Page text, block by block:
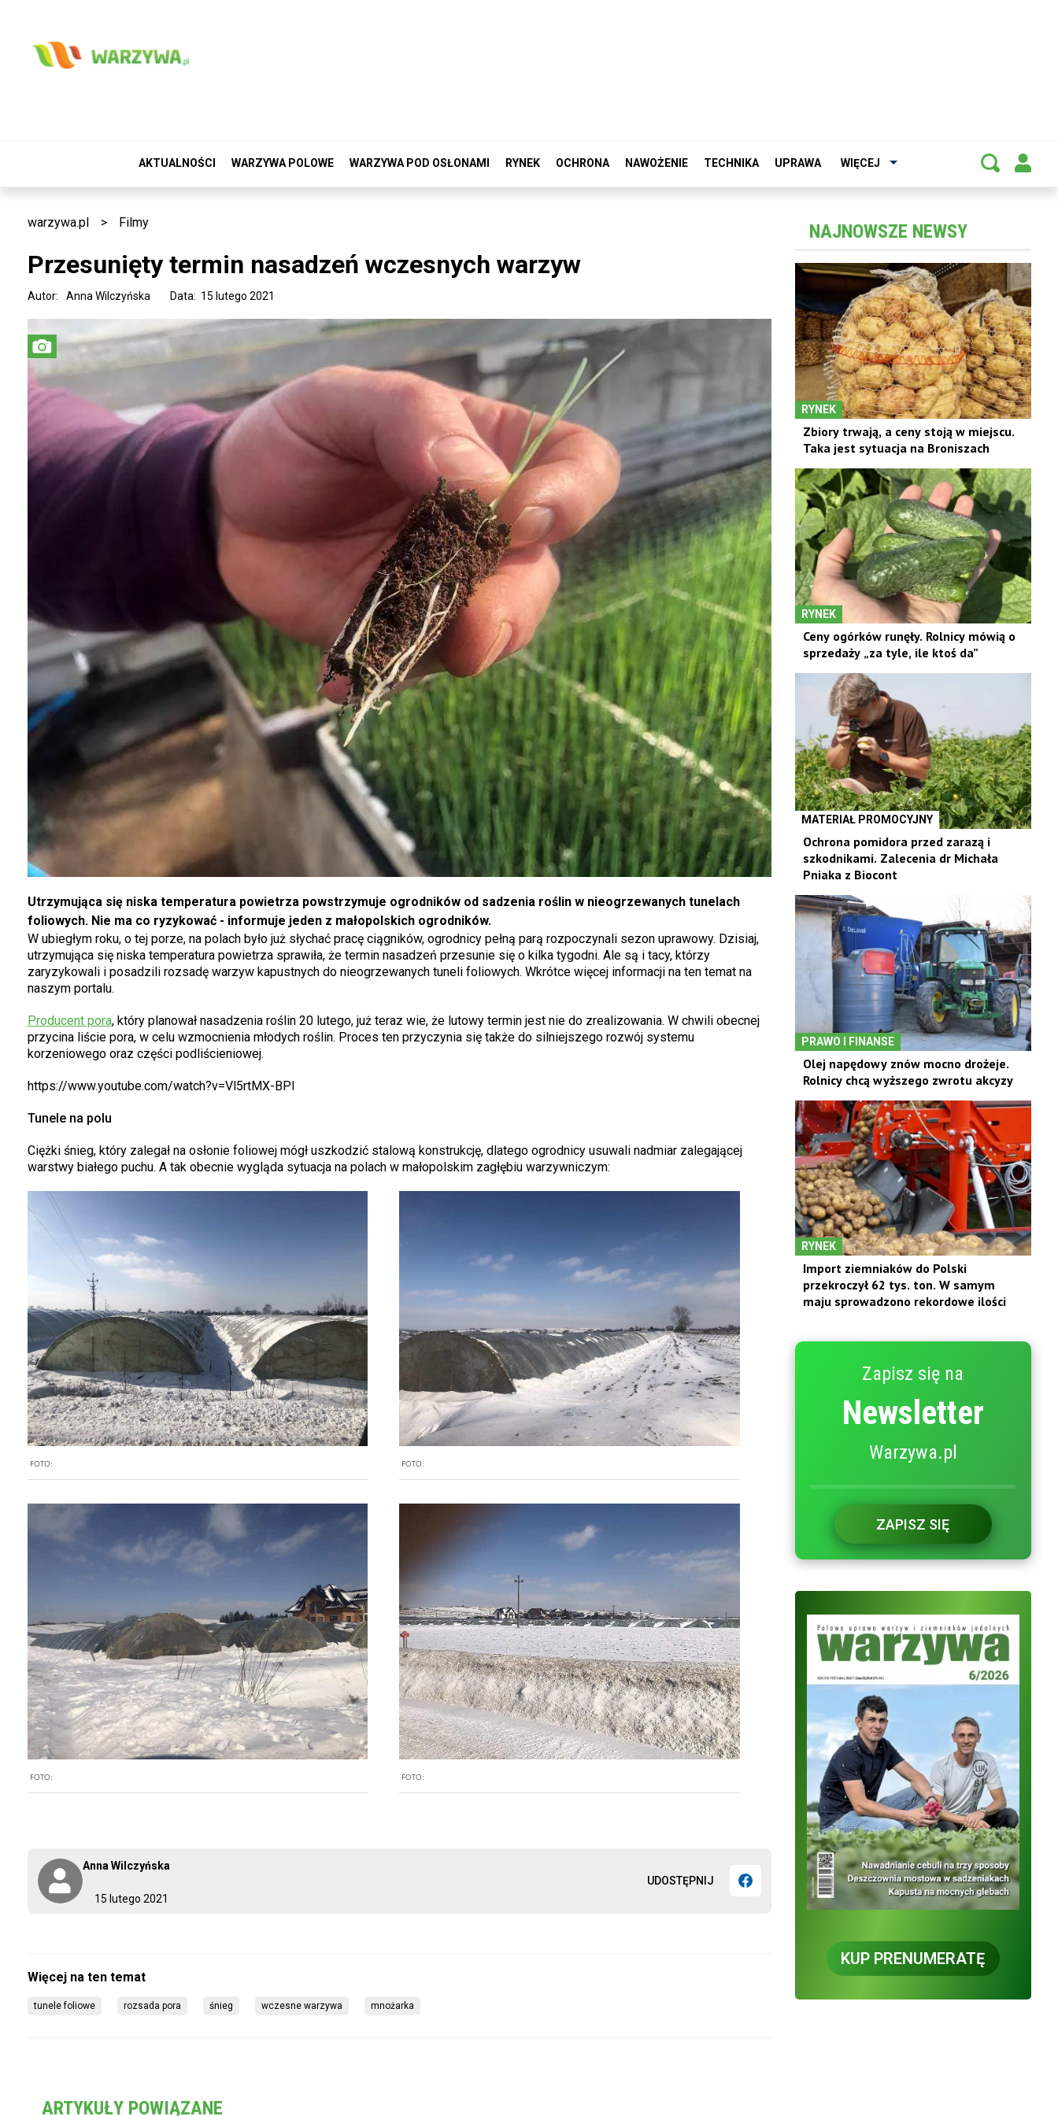
AKTUALNOŚCI WARZYWA POLOWE WARZYWA POD OSŁONAMI RYNEK OCHRONA NAWOŻENIE TECHNIKA UPRAWA WIĘCEJ
warzywa.pl > Filmy
Przesunięty termin nasadzeń wczesnych warzyw
Data: 15 lutego 2021
Autor: Anna Wilczyńska
15 lutego 2021
Anna Wilczyńska
UDOSTĘPNIJ
Utrzymująca się niska temperatura powietrza powstrzymuje ogrodników od sadzenia roślin w nieogrzewanych tunelach
foliowych. Nie ma co ryzykować - informuje jeden z małopolskich ogrodników.
W ubiegłym roku, o tej porze, na polach było już słychać pracę ciągników, ogrodnicy pełną parą rozpoczynali sezon uprawowy. Dzisiaj,
utrzymująca się niska temperatura powietrza sprawiła, że termin nasadzeń przesunie się o kilka tygodni. Ale są i tacy, którzy
zaryzykowali i posadzili rozsadę warzyw kapustnych do nieogrzewanych tuneli foliowych. Wkrótce więcej informacji na ten temat na
naszym portalu.
Producent pora, który planował nasadzenia roślin 20 lutego, już teraz wie, że lutowy termin jest nie do zrealizowania. W chwili obecnej
przycina liście pora, w celu wzmocnienia młodych roślin. Proces ten przyczynia się także do silniejszego rozwój systemu
korzeniowego oraz części podliścieniowej.
https://www.youtube.com/watch?v=Vl5rtMX-BPI
Tunele na polu
Ciężki śnieg, który zalegał na osłonie foliowej mógł uszkodzić stalową konstrukcję, dlatego ogrodnicy usuwali nadmiar zalegającej
warstwy białego puchu. A tak obecnie wygląda sytuacja na polach w małopolskim zagłębiu warzywniczym:
FOTO: FOTO:
FOTO: FOTO:
tunele foliowe rozsada pora śnieg wczesne warzywa mnożarka
ARTYKUŁY POWIĄZANE
NAJNOWSZE NEWSY
RYNEK
Zbiory trwają, a ceny stoją w miejscu.
Taka jest sytuacja na Broniszach
RYNEK
Ceny ogórków runęły. Rolnicy mówią o
sprzedaży „za tyle, ile ktoś da”
MATERIAŁ PROMOCYJNY
Ochrona pomidora przed zarazą i
szkodnikami. Zalecenia dr Michała
Pniaka z Biocont
PRAWO I FINANSE
Olej napędowy znów mocno drożeje.
Rolnicy chcą wyższego zwrotu akcyzy
RYNEK
Import ziemniaków do Polski
przekroczył 62 tys. ton. W samym
maju sprowadzono rekordowe ilości
Zapisz się na
Newsletter
Warzywa.pl
ZAPISZ SIĘ
KUP PRENUMERATĘ